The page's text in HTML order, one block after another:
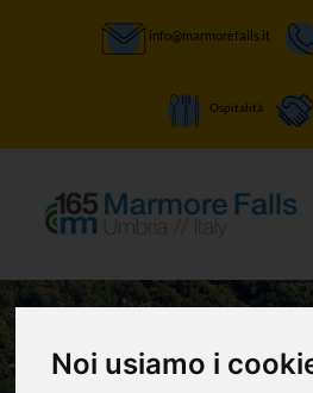
Noi usiamo i
info@marmorefalls.it
Ospitalità